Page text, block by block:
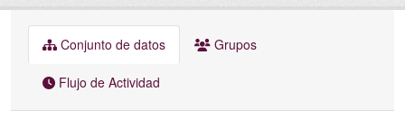
Conjunto de datos Grupos
Flujo de Actividad